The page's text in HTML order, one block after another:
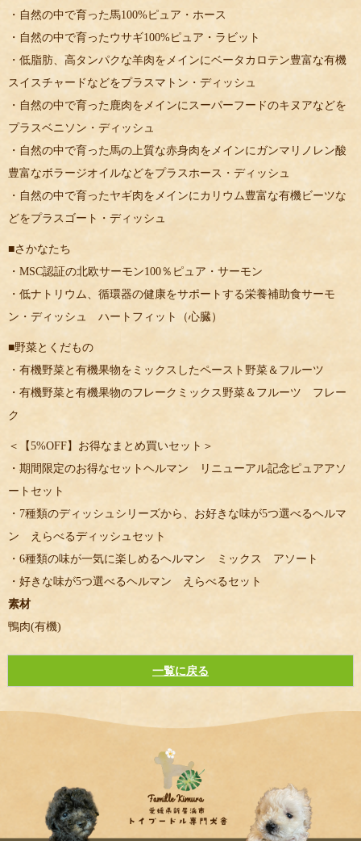
・自然の中で育った馬100%ピュア・ホース
・自然の中で育ったウサギ100%ピュア・ラビット
・低脂肪、高タンパクな羊肉をメインにベータカロテン豊富な有機
スイスチャードなどをプラスマトン・ディッシュ
・自然の中で育った鹿肉をメインにスーパーフードのキヌアなどを
プラスベニソン・ディッシュ
・自然の中で育った馬の上質な赤身肉をメインにガンマリノレン酸
豊富なボラージオイルなどをプラスホース・ディッシュ
・自然の中で育ったヤギ肉をメインにカリウム豊富な有機ビーツな
どをプラスゴート・ディッシュ
■さかなたち
・MSC認証の北欧サーモン100％ピュア・サーモン
・低ナトリウム、循環器の健康をサポートする栄養補助食サーモ
ン・ディッシュ ハートフィット（心臓）
■野菜とくだもの
・有機野菜と有機果物をミックスしたペースト野菜＆フルーツ
・有機野菜と有機果物のフレークミックス野菜＆フルーツ フレー
ク
＜【5%OFF】お得なまとめ買いセット＞
・期間限定のお得なセットヘルマン リニューアル記念ピュアアソ
ートセット
・7種類のディッシュシリーズから、お好きな味が5つ選べるヘルマ
ン えらべるディッシュセット
・6種類の味が一気に楽しめるヘルマン ミックス アソート
・好きな味が5つ選べるヘルマン えらべるセット
素材
鴨肉(有機)
一覧に戻る